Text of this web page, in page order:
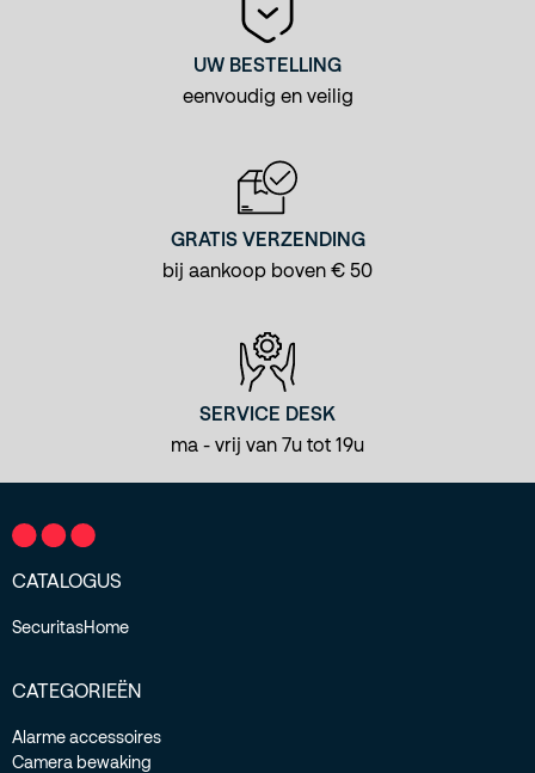
UW BESTELLING
eenvoudig en veilig
GRATIS VERZENDING
bij aankoop boven € 50
SERVICE DESK
ma - vrij van 7u tot 19u
CATALOGUS
SecuritasHome
CATEGORIEËN
Alarme accessoires
Camera bewaking